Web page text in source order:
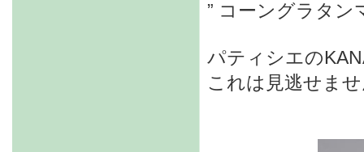
” コーングラタン
パティシエの
これは見逃せま